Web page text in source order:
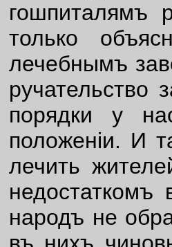
гошпиталямъ
только
лечебнымъ
ручательство
порядки у
положенiи. И
лечить
народъ не